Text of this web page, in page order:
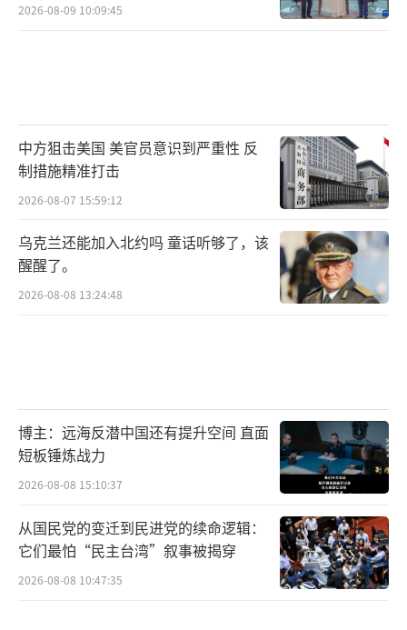
2026-08-09 10:09:45
中方狙击美国 美官员意识到严重性 反
制措施精准打击
2026-08-07 15:59:12
乌克兰还能加入北约吗 童话听够了，该
醒醒了。
2026-08-08 13:24:48
博主：远海反潜中国还有提升空间 直面
短板锤炼战力
2026-08-08 15:10:37
从国民党的变迁到民进党的续命逻辑：
它们最怕“民主台湾”叙事被揭穿
2026-08-08 10:47:35